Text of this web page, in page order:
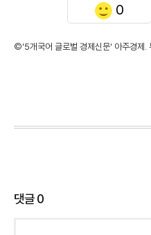
0
©'5개국어 글로벌 경제신문' 아주경제.
댓글0